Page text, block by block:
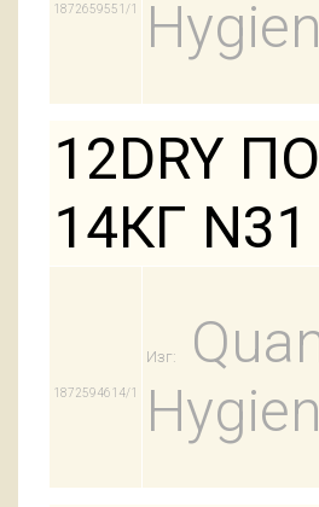
1872659551/1
12DRY
14КГ N31
1872594614/1
Изг: